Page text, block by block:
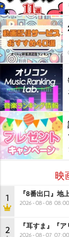
映
1 『8番出口』地
2026-08-08 08:00
2 『耳すま』『
2026-08-07 07:00